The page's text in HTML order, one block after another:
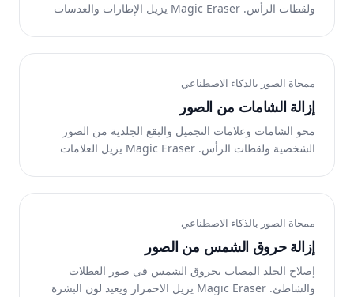
ولقطات الرأس. Magic Eraser يزيل الإطارات والعدسات
ممحاة الصور بالذكاء الاصطناعي
إزالة الشامات من الصور
محو الشامات وعلامات التجميل والبقع الجلدية من الصور
الشخصية ولقطات الرأس. Magic Eraser يزيل العلامات
ممحاة الصور بالذكاء الاصطناعي
إزالة حروق الشمس من الصور
إصلاح الجلد المصاب بحروق الشمس في صور العطلات
والشاطئ. Magic Eraser يزيل الاحمرار ويعيد لون البشرة